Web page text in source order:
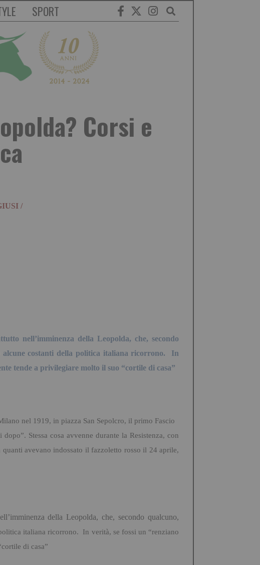
SPORT
Corsi e
/
nell’imminenza della Leopolda, che, secondo
alcune costanti della politica italiana ricorrono. In
tende a privilegiare molto il suo “cortile di casa”
nel 1919, in piazza San Sepolcro, il primo Fascio
dopo”. Stessa cosa avvenne durante la Resistenza, con
avevano indossato il fazzoletto rosso il 24 aprile,
della Leopolda, che, secondo qualcuno,
italiana ricorrono. In verità, se fossi un “renziano
di casa”